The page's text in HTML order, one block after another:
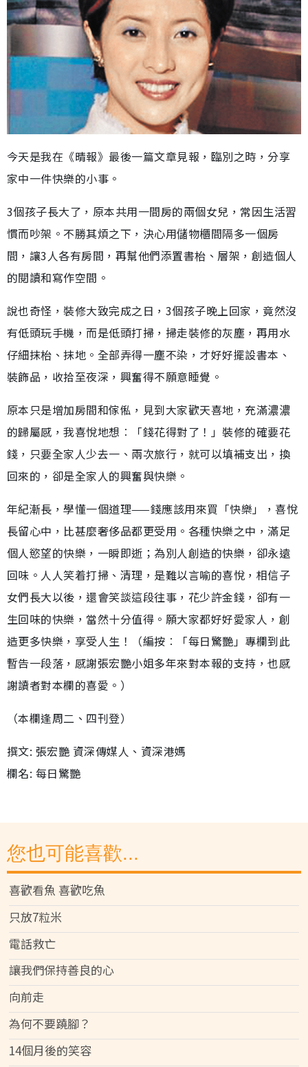
今天是我在《晴報》最後一篇文章見報，臨別之時，分享
家中一件快樂的小事。
3個孩子長大了，原本共用一間房的兩個女兒，常因生活習
慣而吵架。不勝其煩之下，決心用儲物櫃間隔多一個房
間，讓3人各有房間，再幫他們添置書枱、層架，創造個人
的閱讀和寫作空間。
說也奇怪，裝修大致完成之日，3個孩子晚上回家，竟然沒
有低頭玩手機，而是低頭打掃，掃走裝修的灰塵，再用水
仔細抹枱、抹地。全部弄得一塵不染，才好好擺設書本、
裝飾品，收拾至夜深，興奮得不願意睡覺。
原本只是增加房間和傢俬，見到大家歡天喜地，充滿濃濃
的歸屬感，我喜悅地想︰「錢花得對了！」裝修的確要花
錢，只要全家人少去一、兩次旅行，就可以填補支出，換
回來的，卻是全家人的興奮與快樂。
年紀漸長，學懂一個道理——錢應該用來買「快樂」，喜悅
長留心中，比甚麼奢侈品都更受用。各種快樂之中，滿足
個人慾望的快樂，一瞬即逝；為別人創造的快樂，卻永遠
回味。人人笑着打掃、清理，是難以言喻的喜悅，相信子
女們長大以後，還會笑談這段往事，花少許金錢，卻有一
生回味的快樂，當然十分值得。願大家都好好愛家人，創
造更多快樂，享受人生！（編按︰「每日驚艷」專欄到此
暫告一段落，感謝張宏艷小姐多年來對本報的支持，也感
謝讀者對本欄的喜愛。）
（本欄逢周二、四刊登）
撰文: 張宏艷 資深傳媒人、資深港媽
欄名: 每日驚艷
您也可能喜歡...
喜歡看魚 喜歡吃魚
只放7粒米
電話救亡
讓我們保持善良的心
向前走
為何不要蹺腳？
14個月後的笑容